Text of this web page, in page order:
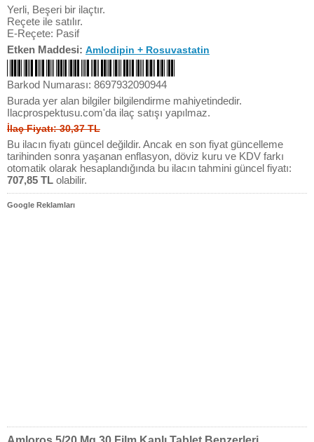
Yerli, Beşeri bir ilaçtır.
Reçete ile satılır.
E-Reçete: Pasif
Etken Maddesi: Amlodipin + Rosuvastatin
Barkod Numarası: 8697932090944
Burada yer alan bilgiler bilgilendirme mahiyetindedir.
Ilacprospektusu.com'da ilaç satışı yapılmaz.
İlaç Fiyatı: 30,37 TL
Bu ilacın fiyatı güncel değildir. Ancak en son fiyat güncelleme
tarihinden sonra yaşanan enflasyon, döviz kuru ve KDV farkı
otomatik olarak hesaplandığında bu ilacın tahmini güncel fiyatı:
707,85 TL olabilir.
Google Reklamları